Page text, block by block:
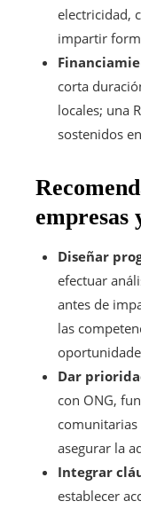
electricidad,
impartir
corta
locales; una
sostenidos
empresas
Diseñar
efectuar
antes de
las
Dar
con ONG,
asegurar la
Integrar
establecer